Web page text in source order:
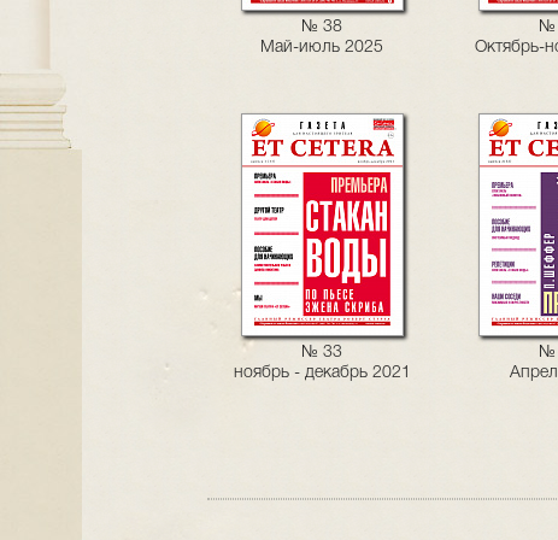
№ 38
Май-июль 2025
№
Октябрь-
№ 33
ноябрь - декабрь 2021
№